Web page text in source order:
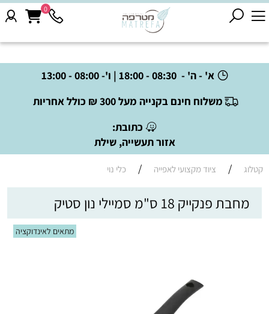
א' - ה' - 08:30 - 18:00 | ו'- 08:00 - 13:00
משלוח חינם בקנייה מעל 300 ₪ כולל אחריות
כתובת:
אזור תעשייה, שילת
0
קטלוג / ציוד מקצועי לאפייה / כלי נוי
מחבת פנקייק 18 ס"מ סמיילי נון סטיק
מתאים לאינדוקציה